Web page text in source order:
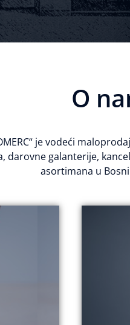
O
je vodeći
darovne galanterije,
asortimana u
ideje i